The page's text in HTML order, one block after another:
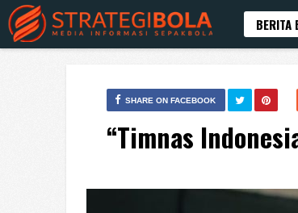
BERITA
SHARE ON FACEBOOK
“Timnas